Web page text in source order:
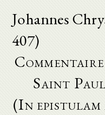
Johannes
407)
Saint
(In epistulam